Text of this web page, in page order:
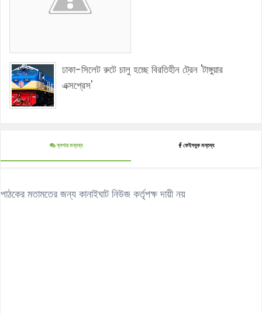
ঢাকা-সিলেট রুটে চালু হচ্ছে বিরতিহীন ট্রেন 'টাঙ্গুয়ার
এক্সপ্রেস'
ব্লগার মন্তব্য ফেইসবুক মন্তব্য
পাঠকের মতামতের জন্য কানাইঘাট নিউজ কর্তৃপক্ষ দায়ী নয়